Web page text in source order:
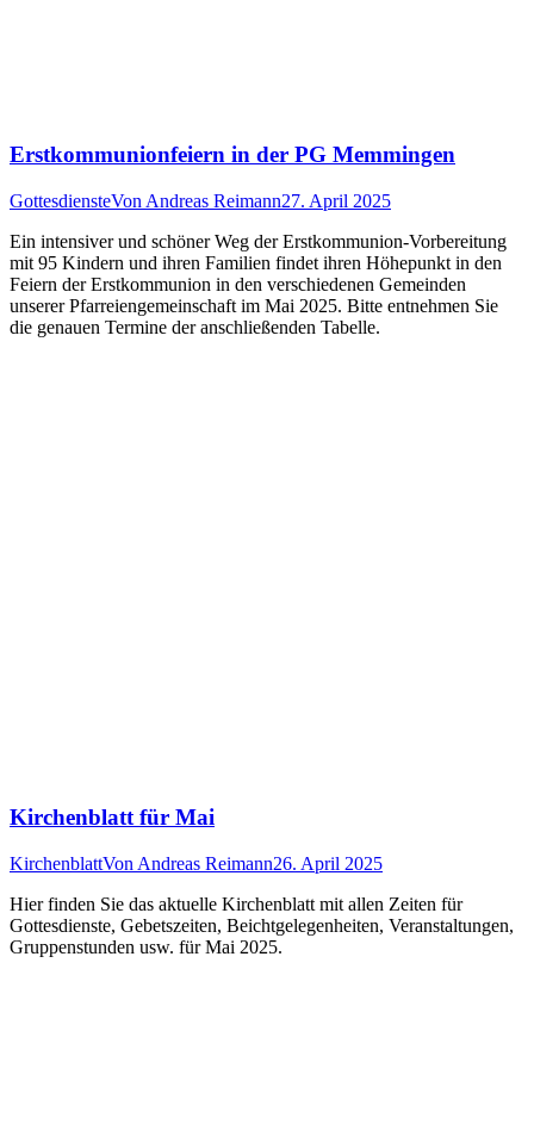
Erstkommunionfeiern in der PG Memmingen
GottesdiensteVon Andreas Reimann27. April 2025
Ein intensiver und schöner Weg der Erstkommunion-Vorbereitung
mit 95 Kindern und ihren Familien findet ihren Höhepunkt in den
Feiern der Erstkommunion in den verschiedenen Gemeinden
unserer Pfarreiengemeinschaft im Mai 2025. Bitte entnehmen Sie
die genauen Termine der anschließenden Tabelle.
Kirchenblatt für Mai
KirchenblattVon Andreas Reimann26. April 2025
Hier finden Sie das aktuelle Kirchenblatt mit allen Zeiten für
Gottesdienste, Gebetszeiten, Beichtgelegenheiten, Veranstaltungen,
Gruppenstunden usw. für Mai 2025.